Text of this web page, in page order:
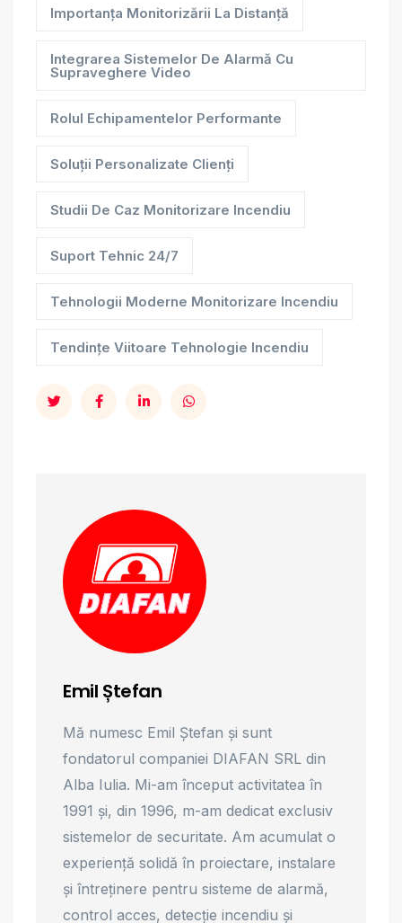
Importanța Monitorizării La Distanță
Integrarea Sistemelor De Alarmă Cu
Supraveghere Video
Rolul Echipamentelor Performante
Soluții Personalizate Clienți
Studii De Caz Monitorizare Incendiu
Suport Tehnic 24/7
Tehnologii Moderne Monitorizare Incendiu
Tendințe Viitoare Tehnologie Incendiu
Emil Ștefan
Mă numesc Emil Ștefan și sunt
fondatorul companiei DIAFAN SRL din
Alba Iulia. Mi-am început activitatea în
1991 și, din 1996, m-am dedicat exclusiv
sistemelor de securitate. Am acumulat o
experiență solidă în proiectare, instalare
și întreținere pentru sisteme de alarmă,
control acces, detecție incendiu și